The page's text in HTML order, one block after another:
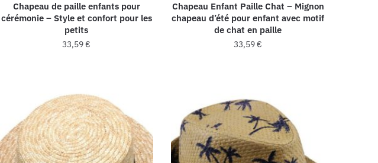
Chapeau de paille enfants pour
cérémonie – Style et confort pour les
petits
33,59€
Chapeau Enfant Paille Chat – Mignon
chapeau d’été pour enfant avec motif
de chat en paille
33,59€